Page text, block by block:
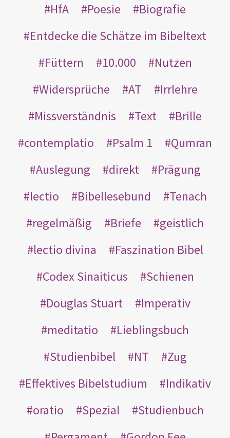
HfA
Poesie
Biografie
Entdecke die Schätze im Bibeltext
Füttern
10.000
Nutzen
Widersprüche
AT
Irrlehre
Missverständnis
Text
Brille
contemplatio
Psalm 1
Qumran
Auslegung
direkt
Prägung
lectio
Bibellesebund
Tenach
regelmäßig
Briefe
geistlich
lectio divina
Faszination Bibel
Codex Sinaiticus
Schienen
Douglas Stuart
Imperativ
meditatio
Lieblingsbuch
Studienbibel
NT
Zug
Effektives Bibelstudium
Indikativ
oratio
Spezial
Studienbuch